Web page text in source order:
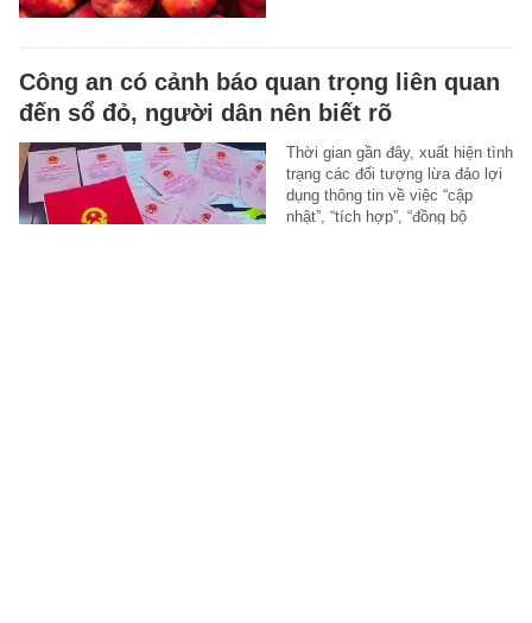
Công an có cảnh báo quan trọng liên quan
đến sổ đỏ, người dân nên biết rõ
Thời gian gần đây, xuất hiện tình
trạng các đối tượng lừa đảo lợi
dụng thông tin về việc “cập
nhật”, “tích hợp”, “đồng bộ